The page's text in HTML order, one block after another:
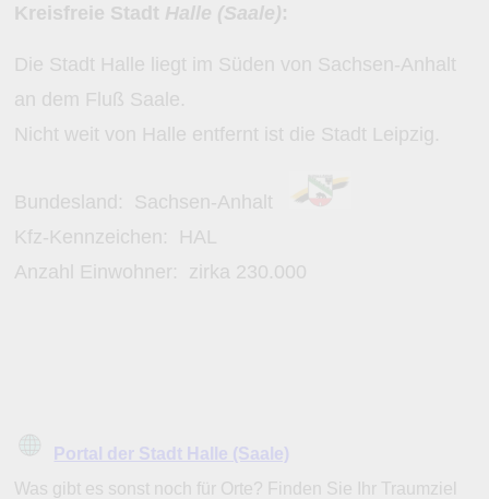
Kreisfreie Stadt Halle (Saale):
Die Stadt Halle liegt im Süden von Sachsen-Anhalt
an dem Fluß Saale.
Nicht weit von Halle entfernt ist die Stadt Leipzig.
Bundesland: Sachsen-Anhalt
Kfz-Kennzeichen: HAL
Anzahl Einwohner: zirka 230.000
Portal der Stadt Halle (Saale)
Was gibt es sonst noch für Orte? Finden Sie Ihr Traumziel